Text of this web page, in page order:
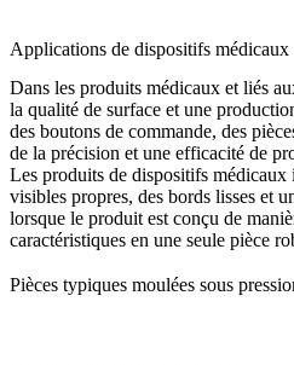
Applications de dispositifs médicaux
Dans les produits médicaux et liés
la qualité de surface et une
des boutons de commande, des
de la précision et une efficacité de
Les produits de dispositifs médicaux
visibles propres, des bords lisses et
lorsque le produit est conçu de
caractéristiques en une seule pièce
Pièces typiques moulées sous